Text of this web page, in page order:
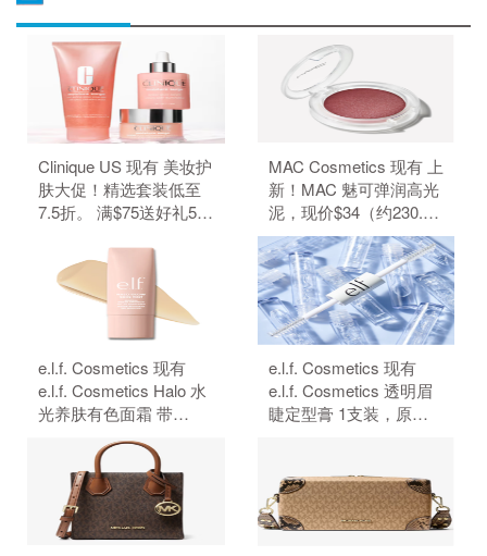
Clinique US 现有 美妆护
肤大促！精选套装低至
7.5折。 满$75送好礼5
件。 无需使用优惠码。
MAC Cosmetics 现有 上
新！MAC 魅可弹润高光
泥，现价$34（约230.29
元）。 无需使用优惠
码。
e.l.f. Cosmetics 现有
e.l.f. Cosmetics Halo 水
光养肤有色面霜 带
SPF50 防晒，原价
$18，现特价$14（约
94.83元）。 无需使用优
惠码。
e.l.f. Cosmetics 现有
e.l.f. Cosmetics 透明眉
睫定型膏 1支装，原价
码。